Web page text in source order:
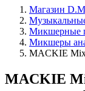
Магазин
Микшерные
Микшеры
MACKIE
MACKIE